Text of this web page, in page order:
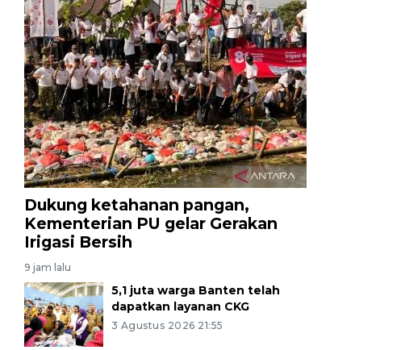
Dukung ketahanan pangan,
Kementerian PU gelar Gerakan
Irigasi Bersih
9 jam lalu
5,1 juta warga Banten telah
dapatkan layanan CKG
3 Agustus 2026 21:55